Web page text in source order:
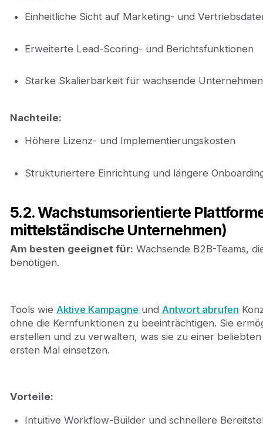
Einheitliche Sicht auf Marketing- und
Erweiterte Lead-Scoring- und Berichtsfunktionen
Starke Skalierbarkeit für wachsende Unternehmen
Nachteile:
Höhere Lizenz- und Implementierungskosten
Strukturiertere Einrichtung und längere
5.2. Wachstumsorientierte
mittelständische Unternehmen)
Am besten geeignet für: Wachsende B2B-Teams,
benötigen.
Tools wie Aktive Kampagne und Antwort abrufen
ohne die Kernfunktionen zu beeinträchtigen. Sie
erstellen und zu verwalten, was sie zu einer
ersten Mal einsetzen.
Vorteile:
Intuitive Workflow-Builder und schnellere